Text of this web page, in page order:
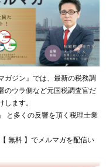
ガジン』では、最新の税務調
のウラ側など元国税調査官だ
ます。
と多くの反響を頂く税理士業
無料 】でメルマガを配信い